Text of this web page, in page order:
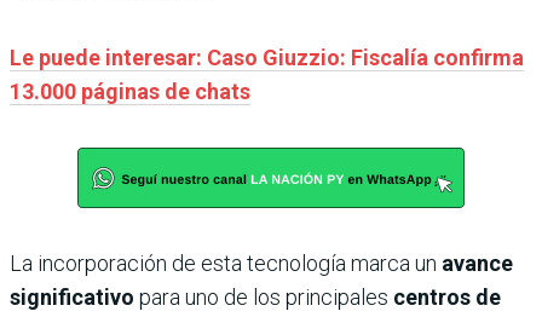
Le puede interesar: Caso Giuzzio: Fiscalía confirma
13.000 páginas de chats
La incorporación de esta tecnología marca un avance
significativo para uno de los principales centros de